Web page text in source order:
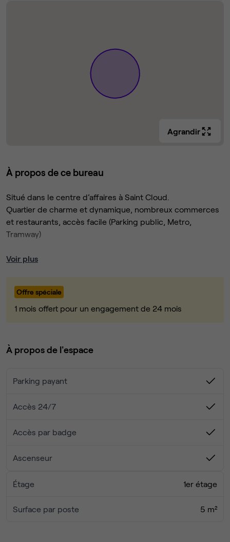
Agrandir
À propos de ce bureau
Situé dans le centre d’affaires à Saint Cloud.
Quartier de charme et dynamique, nombreux commerces
et restaurants, accès facile (Parking public, Metro,
Tramway)
Espace de co-working de 170m2 constitué de 5 bureaux
Vous partagerez cet espace convivial, calme et à
dimension humaine et accédez à une grande salle de
Possibilité de louer 3 places de parking privé (accès
direct) à 100€/mois
Voir plus
Offre spéciale
1 mois offert pour un engagement de 24 mois
À propos de l'espace
Parking payant
Accès 24/7
Accès par badge
Ascenseur
Étage 1er étage
Surface par poste 5 m²